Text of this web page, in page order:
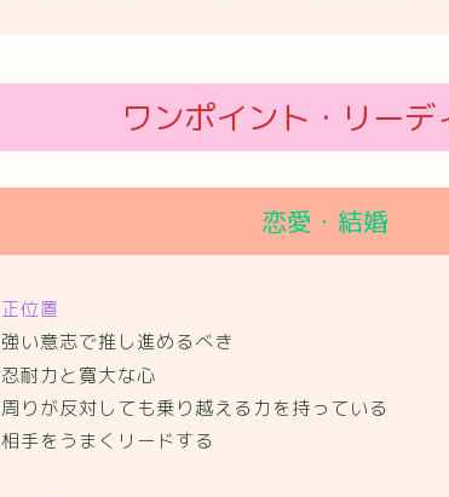
ワンポイント・リーデ
恋愛・結婚
正位置
強い意志で推し進めるべき
忍耐力と寛大な心
周りが反対しても乗り越える力を持っている
相手をうまくリードする